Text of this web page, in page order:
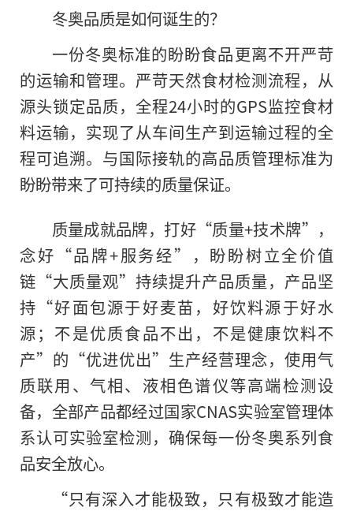
冬奥品质是如何诞生的？
一份冬奥标准的盼盼食品更离不开严苛
的运输和管理。严苛天然食材检测流程，从
源头锁定品质，全程24小时的GPS监控食材
料运输，实现了从车间生产到运输过程的全
程可追溯。与国际接轨的高品质管理标准为
盼盼带来了可持续的质量保证。
质量成就品牌，打好“质量+技术牌”，
念好“品牌+服务经”，盼盼树立全价值
链“大质量观”持续提升产品质量，产品坚
持“好面包源于好麦苗，好饮料源于好水
源；不是优质食品不出，不是健康饮料不
产”的“优进优出”生产经营理念，使用气
质联用、气相、液相色谱仪等高端检测设
备，全部产品都经过国家CNAS实验室管理体
系认可实验室检测，确保每一份冬奥系列食
品安全放心。
“只有深入才能极致，只有极致才能造